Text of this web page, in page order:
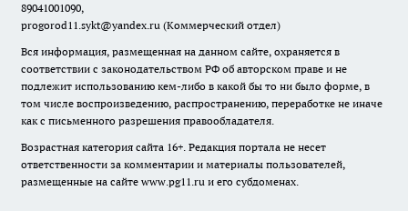
89041001090,
progorod11.sykt@yandex.ru (Коммерческий отдел)
Вся информация, размещенная на данном сайте, охраняется в
соответствии с законодательством РФ об авторском праве и не
подлежит использованию кем-либо в какой бы то ни было форме, в
том числе воспроизведению, распространению, переработке не иначе
как с письменного разрешения правообладателя.
Возрастная категория сайта 16+. Редакция портала не несет
ответственности за комментарии и материалы пользователей,
размещенные на сайте www.pg11.ru и его субдоменах.